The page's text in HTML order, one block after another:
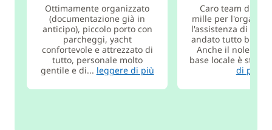
Ottimamente organizzato
(documentazione già in
anticipo), piccolo porto con
parcheggi, yacht
confortevole e attrezzato di
tutto, personale molto
gentile e di... leggere di più
Caro team di GS,
mille per
l'assistenza di
andato tutto bene
Anche il
base locale è
di più